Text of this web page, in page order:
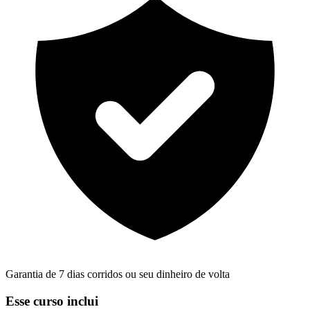
Garantia de 7 dias corridos ou seu dinheiro de volta
Esse curso inclui